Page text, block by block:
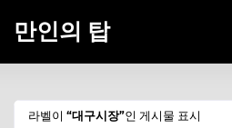
만인의 탑
라벨이 대구시장 인 게시물 표시